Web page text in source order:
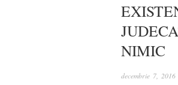
NIMIC
decembrie 7, 2016